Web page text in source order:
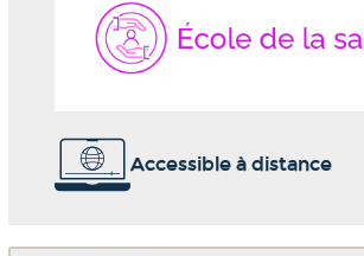
Accessible à distance